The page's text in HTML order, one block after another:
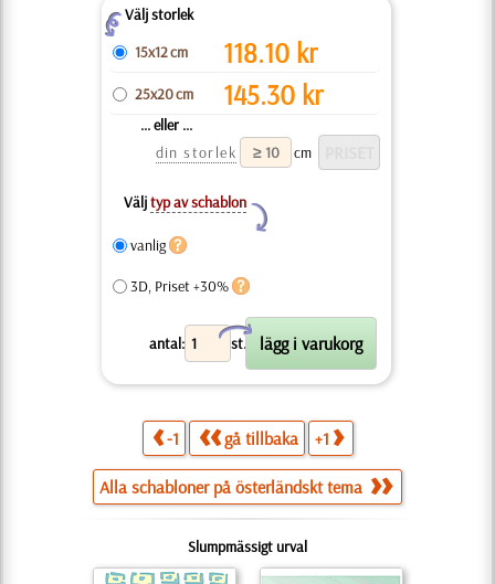
ZVälj storlek
15x12 cm
118.10 kr
25x20 cm 145.30 kr
... eller ...
din storlek
cm
Väljtyp av schablon
Y
vanlig
3D, Priset +30%
antal: st.
X
-1 gå tillbaka +1
Alla schabloner på österländskt tema
Slumpmässigt urval